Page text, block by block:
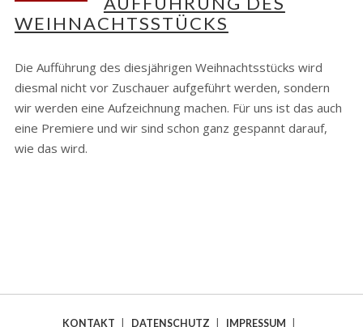
WEIHNACHTSSTÜCKS
Die Aufführung des diesjährigen Weihnachtsstücks wird
diesmal nicht vor Zuschauer aufgeführt werden, sondern
wir werden eine Aufzeichnung machen. Für uns ist das auch
eine Premiere und wir sind schon ganz gespannt darauf,
wie das wird.
KONTAKT DATENSCHUTZ IMPRESSUM